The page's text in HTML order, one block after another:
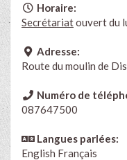
Horaire:
Secrétariatouvert du
Adresse:
Route du moulin de
Numéro de
087647500
Langues parlées:
English Français